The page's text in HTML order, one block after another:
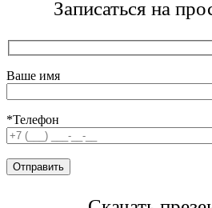
Записаться на
Ваше имя
*Телефон